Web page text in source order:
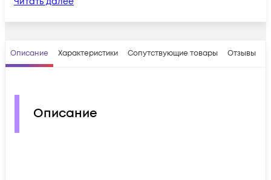
Описание Характеристики Сопутствующие товары Отзывы
Описание